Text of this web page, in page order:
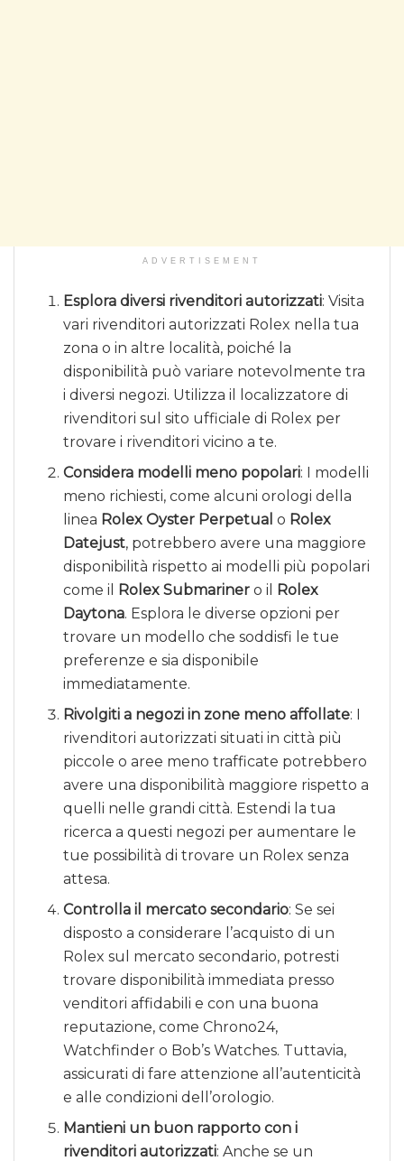
ADVERTISEMENT
Esplora diversi rivenditori autorizzati: Visita
vari rivenditori autorizzati Rolex nella tua
zona o in altre località, poiché la
disponibilità può variare notevolmente tra
i diversi negozi. Utilizza il localizzatore di
rivenditori sul sito ufficiale di Rolex per
trovare i rivenditori vicino a te.
Considera modelli meno popolari: I modelli
meno richiesti, come alcuni orologi della
linea Rolex Oyster Perpetual o Rolex
Datejust, potrebbero avere una maggiore
disponibilità rispetto ai modelli più popolari
come il Rolex Submariner o il Rolex
Daytona. Esplora le diverse opzioni per
trovare un modello che soddisfi le tue
preferenze e sia disponibile
immediatamente.
Rivolgiti a negozi in zone meno affollate: I
rivenditori autorizzati situati in città più
piccole o aree meno trafficate potrebbero
avere una disponibilità maggiore rispetto a
quelli nelle grandi città. Estendi la tua
ricerca a questi negozi per aumentare le
tue possibilità di trovare un Rolex senza
attesa.
Controlla il mercato secondario: Se sei
disposto a considerare l’acquisto di un
Rolex sul mercato secondario, potresti
trovare disponibilità immediata presso
venditori affidabili e con una buona
reputazione, come Chrono24,
Watchfinder o Bob’s Watches. Tuttavia,
assicurati di fare attenzione all’autenticità
e alle condizioni dell’orologio.
Mantieni un buon rapporto con i
rivenditori autorizzati: Anche se un